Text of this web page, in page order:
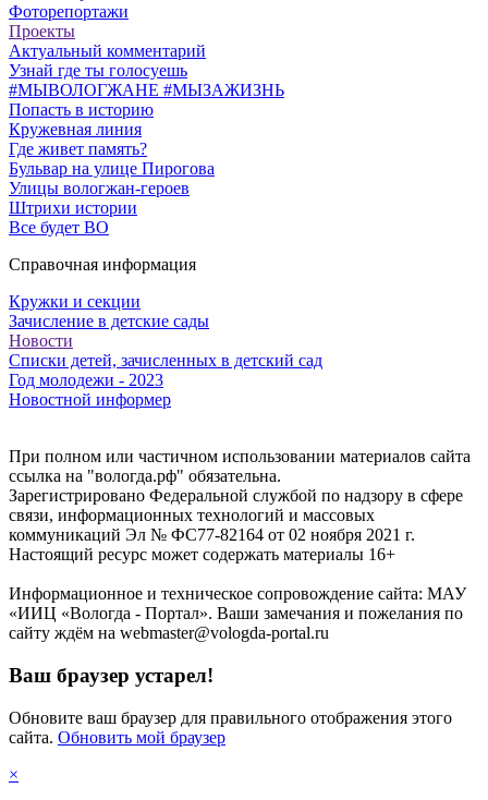
Фоторепортажи
Проекты
Актуальный комментарий
Узнай где ты голосуешь
#МЫВОЛОГЖАНЕ #МЫЗАЖИЗНЬ
Попасть в историю
Кружевная линия
Где живет память?
Бульвар на улице Пирогова
Улицы вологжан-героев
Штрихи истории
Все будет ВО
Справочная информация
Кружки и секции
Зачисление в детские сады
Новости
Списки детей, зачисленных в детский сад
Год молодежи - 2023
Новостной информер
При полном или частичном использовании материалов сайта
ссылка на "вологда.рф" обязательна.
Зарегистрировано Федеральной службой по надзору в сфере
связи, информационных технологий и массовых
коммуникаций Эл № ФС77-82164 от 02 ноября 2021 г.
Настоящий ресурс может содержать материалы 16+
Информационное и техническое сопровождение сайта: МАУ
«ИИЦ «Вологда - Портал». Ваши замечания и пожелания по
сайту ждём на webmaster@vologda-portal.ru
Ваш браузер устарел!
Обновите ваш браузер для правильного отображения этого
сайта. Обновить мой браузер
×